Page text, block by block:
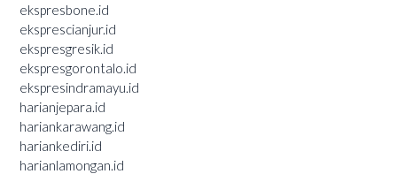
ekspresbone.id
eksprescianjur.id
ekspresgresik.id
ekspresgorontalo.id
ekspresindramayu.id
harianjepara.id
hariankarawang.id
hariankediri.id
harianlamongan.id